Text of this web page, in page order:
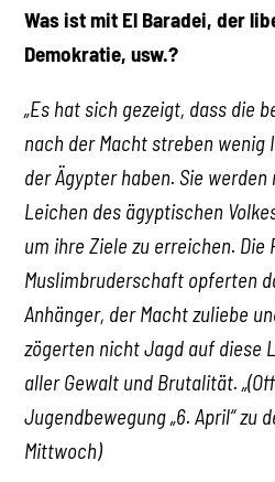
Was ist mit El Baradei, der
Demokratie, usw.?
„Es hat sich gezeigt, dass die
nach der Macht streben wenig
der Ägypter haben. Sie
Leichen des ägyptischen
um ihre Ziele zu erreichen. Die
Muslimbruderschaft opferten
Anhänger, der Macht zuliebe
zögerten nicht Jagd auf diese
aller Gewalt und Brutalität.
Jugendbewegung „6. April“ zu
Mittwoch)